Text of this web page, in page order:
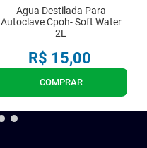
Agua Destilada Para
Autoclave Cpoh- Soft Water
2L
R$ 15,00
COMPRAR